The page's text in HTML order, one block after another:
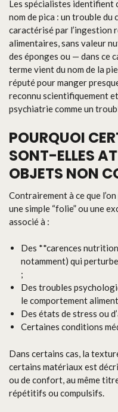
Les spécialistes identifient
nom de pica : un trouble
caractérisé par l’ingestion
alimentaires, sans valeur
des éponges ou — dans ce
terme vient du nom de la
réputé pour manger
reconnu scientifiquement
psychiatrie comme un
POURQUOI
SONT-ELLES
OBJETS NON
Contrairement à ce que
une simple “folie” ou une
associé à :
Des **carences
notamment) qui
;
Des troubles
le comportement
Des états de stress ou
Certaines conditions
Dans certains cas, la
certains matériaux est
ou de confort, au même
répétitifs ou compulsifs.